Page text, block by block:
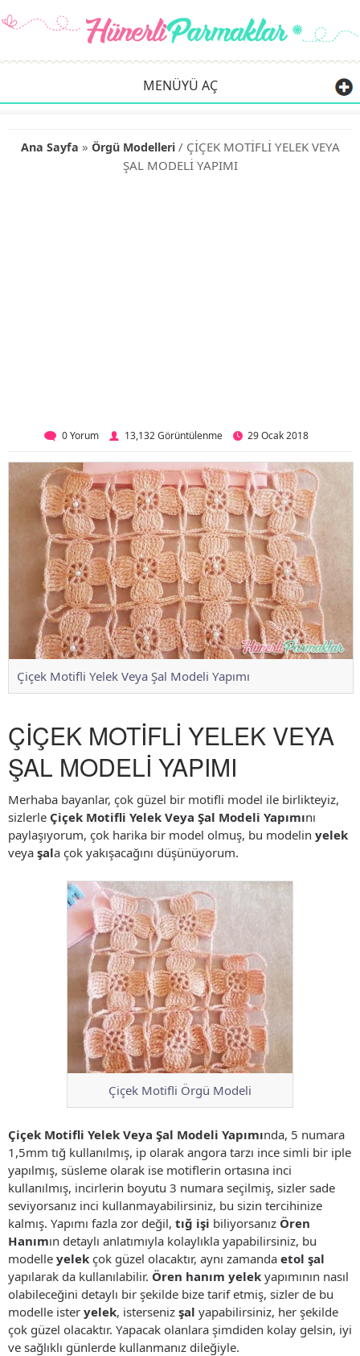
MENÜYÜ AÇ
Ana Sayfa » Örgü Modelleri/ ÇİÇEK MOTİFLİ YELEK VEYA
ŞAL MODELİ YAPIMI
0 Yorum 13,132 Görüntülenme 29 Ocak 2018
Çiçek Motifli Yelek Veya Şal Modeli Yapımı
ÇİÇEK MOTİFLİ YELEK VEYA
ŞAL MODELİ YAPIMI
Merhaba bayanlar, çok güzel bir motifli model ile birlikteyiz,
sizlerle Çiçek Motifli Yelek Veya Şal Modeli Yapımını
paylaşıyorum, çok harika bir model olmuş, bu modelin yelek
veya şala çok yakışacağını düşünüyorum.
Çiçek Motifli Örgü Modeli
Çiçek Motifli Yelek Veya Şal Modeli Yapımında, 5 numara
1,5mm tığ kullanılmış, ip olarak angora tarzı ince simli bir iple
yapılmış, süsleme olarak ise motiflerin ortasına inci
kullanılmış, incirlerin boyutu 3 numara seçilmiş, sizler sade
seviyorsanız inci kullanmayabilirsiniz, bu sizin tercihinize
kalmış. Yapımı fazla zor değil, tığ işi biliyorsanız Ören
Hanımın detaylı anlatımıyla kolaylıkla yapabilirsiniz, bu
modelle yelek çok güzel olacaktır, aynı zamanda etol şal
yapılarak da kullanılabilir. Ören hanım yelek yapımının nasıl
olabileceğini detaylı bir şekilde bize tarif etmiş, sizler de bu
modelle ister yelek, isterseniz şal yapabilirsiniz, her şekilde
çok güzel olacaktır. Yapacak olanlara şimdiden kolay gelsin, iyi
ve sağlıklı günlerde kullanmanız dileğiyle.